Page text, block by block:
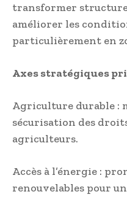
transformer
améliorer les
particulièrement en
Axes stratégiques
Agriculture durable :
sécurisation des
agriculteurs.
Accès à l’énergie :
renouvelables pour